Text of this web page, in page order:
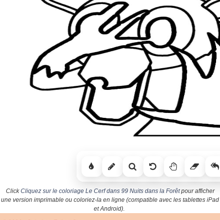
ClickCliquez sur le coloriage Le Cerf dans 99 Nuits dans la Forêtpour afficher
une version imprimable ou coloriez-la en ligne (compatible avec les tablettes iPad
et Android).